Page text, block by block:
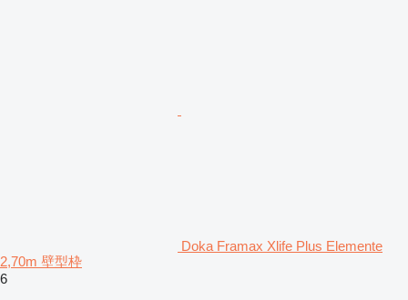
Doka Framax Xlife Plus Elemente
2,70m 壁型枠
6